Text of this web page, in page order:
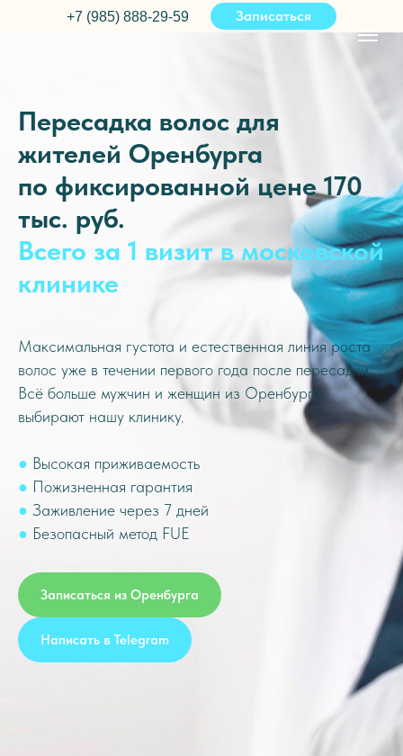
+7 (985) 888-29-59 Записаться
Пересадка волос для
жителей Оренбурга
по фиксированной цене 170
тыс. руб.
Всего за 1 визит в московской
клинике
Максимальная густота и естественная линия роста
волос уже в течении первого года после пересадки.
Всё больше мужчин и женщин из Оренбурга
выбирают нашу клинику.
● Высокая приживаемость
● Пожизненная гарантия
● Заживление через 7 дней
● Безопасный метод FUE
Записаться из Оренбурга
Написать в Telegram